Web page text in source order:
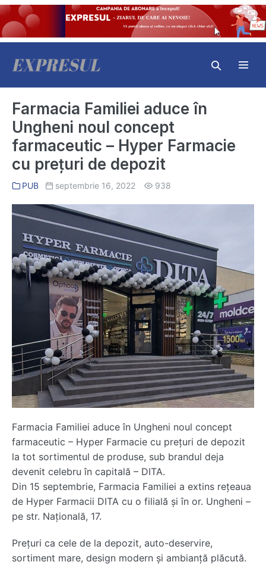
Skip
to
content
Search
Farmacia Familiei aduce în
Ungheni noul concept
farmaceutic – Hyper Farmacie
cu prețuri de depozit
PUB septembrie 16, 2022 938
Farmacia Familiei aduce în Ungheni noul concept
farmaceutic – Hyper Farmacie cu prețuri de depozit
la tot sortimentul de produse, sub brandul deja
devenit celebru în capitală – DITA.
Din 15 septembrie, Farmacia Familiei a extins rețeaua
de Hyper Farmacii DITA cu o filială și în or. Ungheni –
pe str. Națională, 17.
Prețuri ca cele de la depozit, auto-deservire,
sortiment mare, design modern și ambianță plăcută.